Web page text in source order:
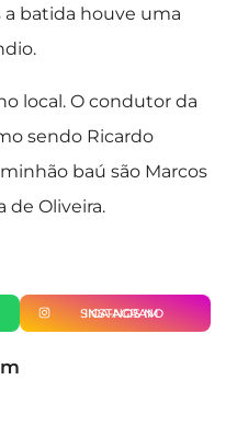
a batida houve uma
local. O condutor da
sendo Ricardo
baú são Marcos
de Oliveira.
SIGA-NOS NO INSTAGRAM